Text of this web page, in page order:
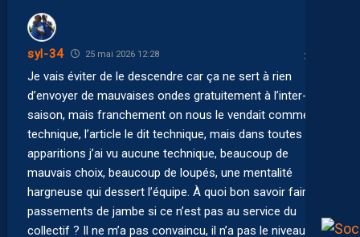
syl-34 25 mai 2026 12:28
Je vais éviter de le descendre car ça ne sert à rien
d’envoyer de mauvaises ondes gratuitement à l’inter-
saison, mais franchement on nous le vendait comme
technique, l’article le dit technique, mais dans toutes ses
apparitions j’ai vu aucune technique, beaucoup de
mauvais choix, beaucoup de loupés, une mentalité
hargneuse qui dessert l’équipe. À quoi bon savoir faire 3
passements de jambe si ce n’est pas au service du
collectif ? Il ne m’a pas convaincu, il n’a pas le niveau de